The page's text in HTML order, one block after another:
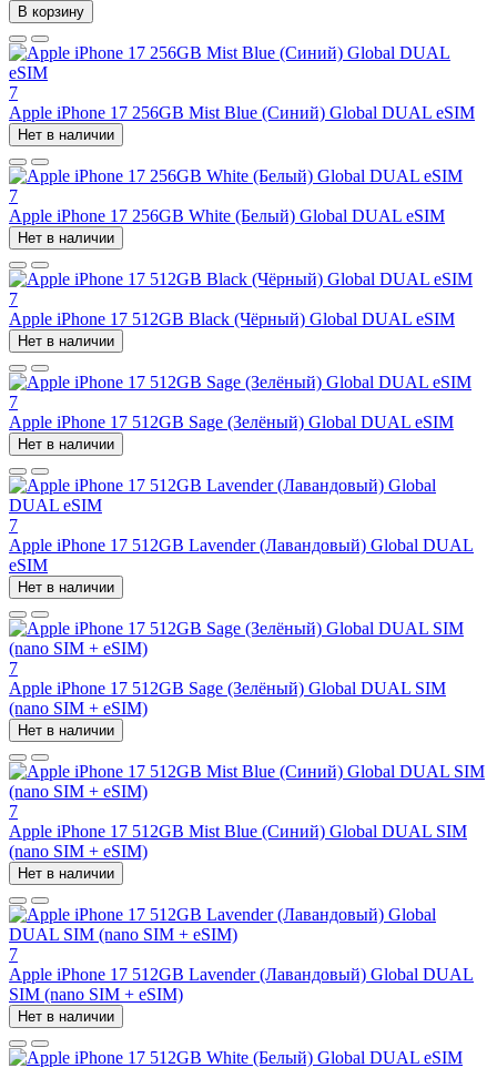
В корзину
7
Apple iPhone 17 256GB Mist Blue (Синий) Global DUAL eSIM
Нет в наличии
7
Apple iPhone 17 256GB White (Белый) Global DUAL eSIM
Нет в наличии
7
Apple iPhone 17 512GB Black (Чёрный) Global DUAL eSIM
Нет в наличии
7
Apple iPhone 17 512GB Sage (Зелёный) Global DUAL eSIM
Нет в наличии
7
Apple iPhone 17 512GB Lavender (Лавандовый) Global DUAL
eSIM
Нет в наличии
7
Apple iPhone 17 512GB Sage (Зелёный) Global DUAL SIM
(nano SIM + eSIM)
Нет в наличии
7
Apple iPhone 17 512GB Mist Blue (Синий) Global DUAL SIM
(nano SIM + eSIM)
Нет в наличии
7
Apple iPhone 17 512GB Lavender (Лавандовый) Global DUAL
SIM (nano SIM + eSIM)
Нет в наличии